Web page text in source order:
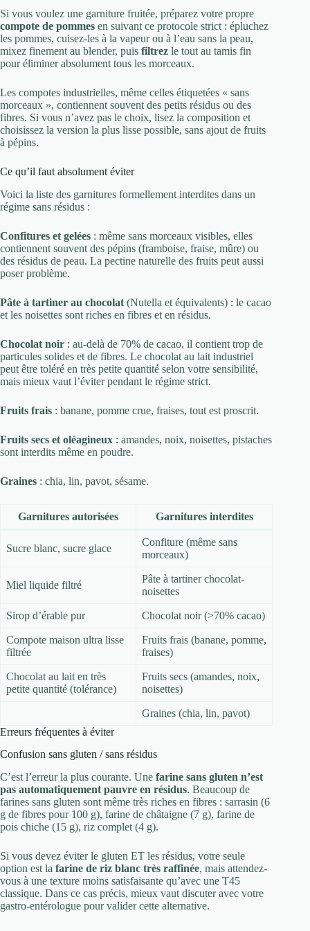
Si vous voulez une garniture fruitée, préparez votre propre
compote de pommes en suivant ce protocole strict : épluchez
les pommes, cuisez-les à la vapeur ou à l’eau sans la peau,
mixez finement au blender, puis filtrez le tout au tamis fin
pour éliminer absolument tous les morceaux.
Les compotes industrielles, même celles étiquetées « sans
morceaux », contiennent souvent des petits résidus ou des
fibres. Si vous n’avez pas le choix, lisez la composition et
choisissez la version la plus lisse possible, sans ajout de fruits
à pépins.
Ce qu’il faut absolument éviter
Voici la liste des garnitures formellement interdites dans un
régime sans résidus :
Confitures et gelées : même sans morceaux visibles, elles
contiennent souvent des pépins (framboise, fraise, mûre) ou
des résidus de peau. La pectine naturelle des fruits peut aussi
poser problème.
Pâte à tartiner au chocolat (Nutella et équivalents) : le cacao
et les noisettes sont riches en fibres et en résidus.
Chocolat noir : au-delà de 70% de cacao, il contient trop de
particules solides et de fibres. Le chocolat au lait industriel
peut être toléré en très petite quantité selon votre sensibilité,
mais mieux vaut l’éviter pendant le régime strict.
Fruits frais : banane, pomme crue, fraises, tout est proscrit.
Fruits secs et oléagineux : amandes, noix, noisettes, pistaches
sont interdits même en poudre.
Graines : chia, lin, pavot, sésame.
Garnitures autorisées Garnitures interdites
Sucre blanc, sucre glace
Confiture (même sans
morceaux)
Miel liquide filtré
Pâte à tartiner chocolat-
noisettes
Sirop d’érable pur Chocolat noir (>70% cacao)
Compote maison ultra lisse
filtrée
Fruits frais (banane, pomme,
fraises)
Chocolat au lait en très
petite quantité (tolérance)
Fruits secs (amandes, noix,
noisettes)
Graines (chia, lin, pavot)
Erreurs fréquentes à éviter
Confusion sans gluten / sans résidus
C’est l’erreur la plus courante. Une farine sans gluten n’est
pas automatiquement pauvre en résidus. Beaucoup de
farines sans gluten sont même très riches en fibres : sarrasin (6
g de fibres pour 100 g), farine de châtaigne (7 g), farine de
pois chiche (15 g), riz complet (4 g).
Si vous devez éviter le gluten ET les résidus, votre seule
option est la farine de riz blanc très raffinée, mais attendez-
vous à une texture moins satisfaisante qu’avec une T45
classique. Dans ce cas précis, mieux vaut discuter avec votre
gastro-entérologue pour valider cette alternative.